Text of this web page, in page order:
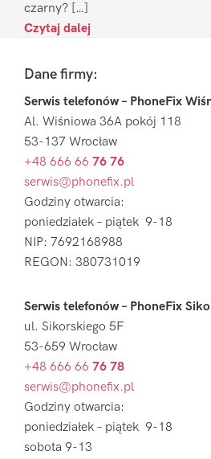
czarny? […]
Czytaj dalej
FooterDane firmy:
Serwis telefonów – PhoneFix
Al. Wiśniowa 36A pokój 118
53-137 Wrocław
+48 666 66 76 76
serwis@phonefix.pl
Godziny otwarcia:
poniedziałek – piątek 9-18
NIP: 7692168988
REGON: 380731019
Serwis telefonów – PhoneFix
ul. Sikorskiego 5F
53-659 Wrocław
+48 666 66 76 78
serwis@phonefix.pl
Godziny otwarcia:
poniedziałek – piątek 9-18
sobota 9-13